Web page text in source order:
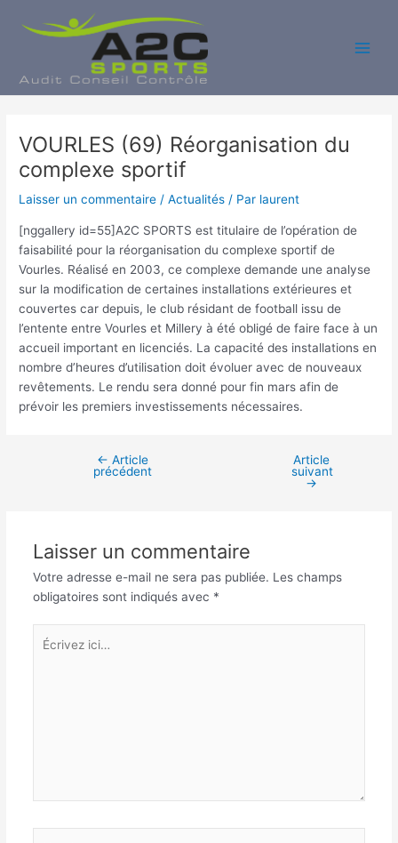
VOURLES (69) Réorganisation du
complexe sportif
Laisser un commentaire /Actualités / Par laurent
[nggallery id=55]A2C SPORTS est titulaire de l’opération de
faisabilité pour la réorganisation du complexe sportif de
Vourles. Réalisé en 2003, ce complexe demande une analyse
sur la modification de certaines installations extérieures et
couvertes car depuis, le club résidant de football issu de
l’entente entre Vourles et Millery à été obligé de faire face à un
accueil important en licenciés. La capacité des installations en
nombre d’heures d’utilisation doit évoluer avec de nouveaux
revêtements. Le rendu sera donné pour fin mars afin de
prévoir les premiers investissements nécessaires.
Navigation
← Article
précédent
Article
suivant
→
Laisser un commentaire
Votre adresse e-mail ne sera pas publiée. Les champs
obligatoires sont indiqués avec *
Écrivez
ici…